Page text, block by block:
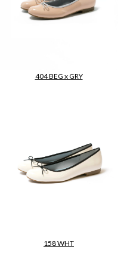
404 BEG x GRY
158 WHT